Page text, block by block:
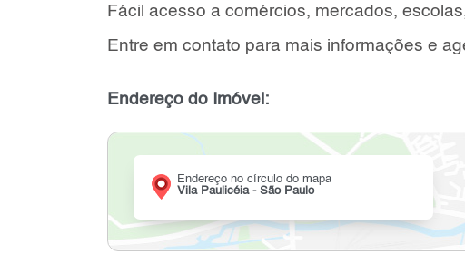
Fácil acesso a comércios, mercados,
Entre em contato para mais informações e
Endereço do Imóvel:
Endereço no círculo do mapa
Vila Paulicéia - São Paulo